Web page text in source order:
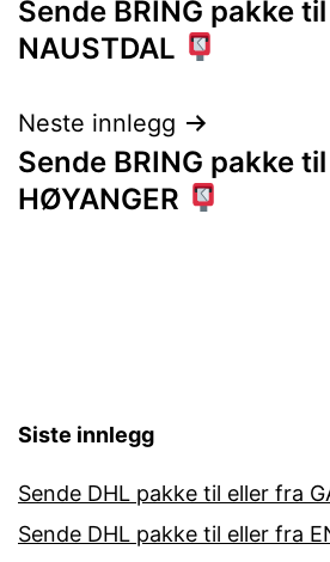
Sende BRING pakke
NAUSTDAL
Neste innlegg
Sende BRING pakke
HØYANGER
Siste innlegg
Sende DHL pakke til eller fra
Sende DHL pakke til eller fra